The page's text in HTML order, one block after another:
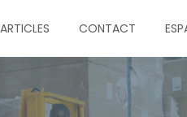
ARTICLES CONTACT